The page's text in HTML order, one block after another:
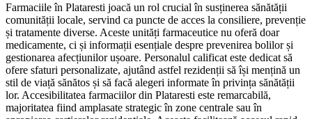
Farmaciile în Plataresti joacă un rol crucial în susținerea sănătății
comunității locale, servind ca puncte de acces la consiliere, prevenție
și tratamente diverse. Aceste unități farmaceutice nu oferă doar
medicamente, ci și informații esențiale despre prevenirea bolilor și
gestionarea afecțiunilor ușoare. Personalul calificat este dedicat să
ofere sfaturi personalizate, ajutând astfel rezidenții să își mențină un
stil de viață sănătos și să facă alegeri informate în privința sănătății
lor. Accesibilitatea farmaciilor din Plataresti este remarcabilă,
majoritatea fiind amplasate strategic în zone centrale sau în